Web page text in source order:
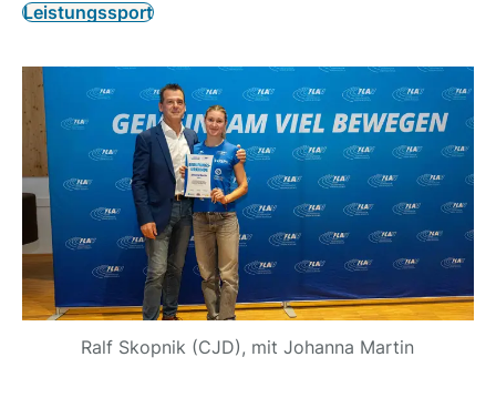
Leistungssport
Ralf Skopnik (CJD), mit Johanna Martin